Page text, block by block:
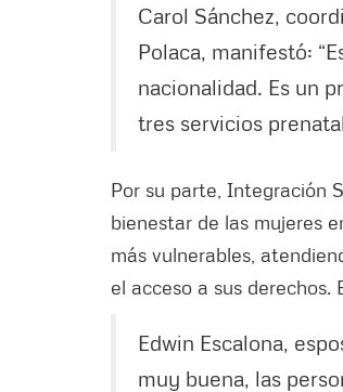
Carol Sánchez,
Polaca, manifestó:
nacionalidad. Es un
tres servicios
Por su parte, Integración
bienestar de las mujeres
más vulnerables,
el acceso a sus
Edwin Escalona,
muy buena, las